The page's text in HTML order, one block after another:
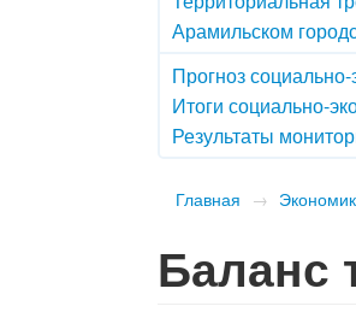
Арамильском
Прогноз
Итоги социально-
Результаты
Главная →
Баланс